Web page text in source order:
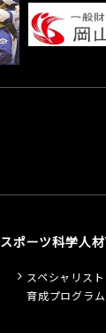
スポーツ科学人
スペシャリスト
育成プログラム